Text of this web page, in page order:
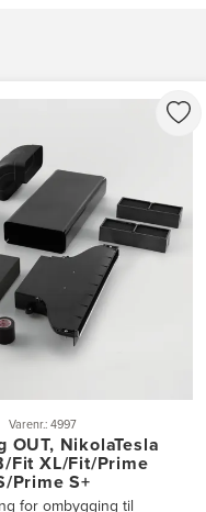
Varenr.: 4997
OUT, NikolaTesla
Fit XL/Fit/Prime
Prime S+
for ombygging til